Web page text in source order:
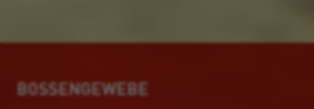
BOSSENGEWEBE